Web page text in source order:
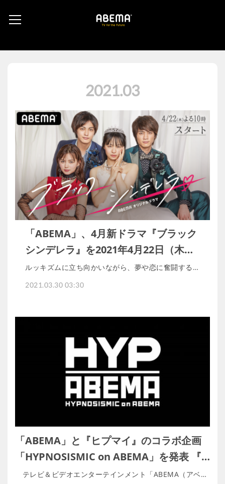
2021.03
「ABEMA」、4月新ドラマ『ブラック
シンデレラ』を2021年4月22日（木…
ルッキズムに立ち向かいながら、夢や恋に奮闘する…
2021.03.30 03:30
「ABEMA」と『ヒプマイ』のコラボ企画
「HYPNOSISMIC on ABEMA」を発表 『…
テレビ＆ビデオエンターテインメント「ABEMA（アベ…